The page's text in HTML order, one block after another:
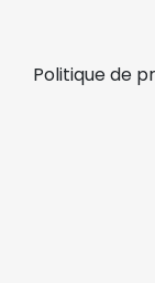
Politique de